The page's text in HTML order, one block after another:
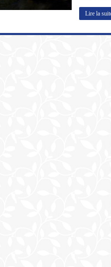
Lire la